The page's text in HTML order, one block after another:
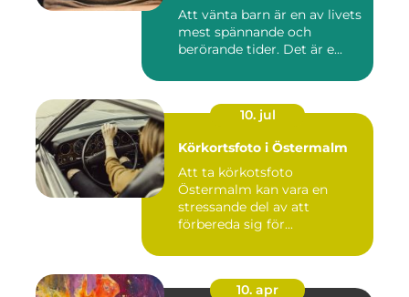
Att vänta barn är en av livets
mest spännande och
berörande tider. Det är e...
10. jul
Körkortsfoto i Östermalm
Att ta körkotsfoto
Östermalm kan vara en
stressande del av att
förbereda sig för...
10. apr